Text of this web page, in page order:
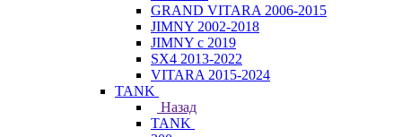
GRAND VITARA 2006-2015
JIMNY 2002-2018
JIMNY с 2019
SX4 2013-2022
VITARA 2015-2024
TANK
Назад
TANK